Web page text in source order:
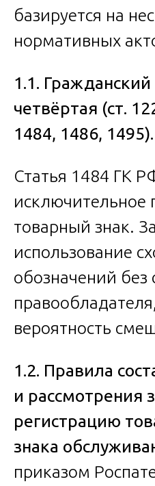
базируется на
нормативных
1.1.
четвёртая (ст.
1484, 1486, 1495).
Статья 1484 ГК
исключительное
товарный знак.
использование
обозначений без
вероятность
1.2. Правила
и рассмотрения
регистрацию
знака
приказом